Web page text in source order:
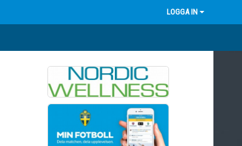
LOGGA IN